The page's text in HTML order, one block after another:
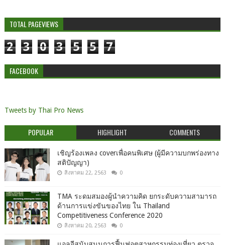
TOTAL PAGEVIEWS
2 3 0 3 5 5 7
FACEBOOK
Tweets by Thai Pro News
POPULAR HIGHLIGHT COMMENTS
เชิญร้องเพลง coverเพื่อคนพิเศษ (ผู้มีความบกพร่องทาง
สติปัญญา)
สิงหาคม 22, 2563 0
TMA ระดมสมองผู้นำความคิด ยกระดับความสามารถ
ด้านการแข่งขันของไทย ใน Thailand
Competitiveness Conference 2020
สิงหาคม 20, 2563 0